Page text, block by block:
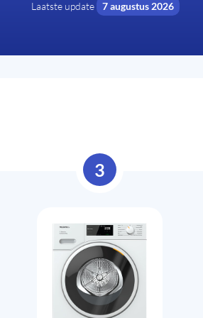
Laatste update 7 augustus 2026
3